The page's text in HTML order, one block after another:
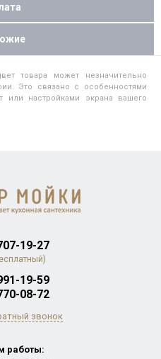
товара может незначительно
Это связано с особенностями
или настройками экрана вашего
19-27
19-59
08-72
звонок
работы: